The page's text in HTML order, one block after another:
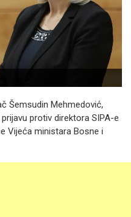
Šemsudin Mehmedović,
protiv direktora SIPA-e
Vijeća ministara Bosne i